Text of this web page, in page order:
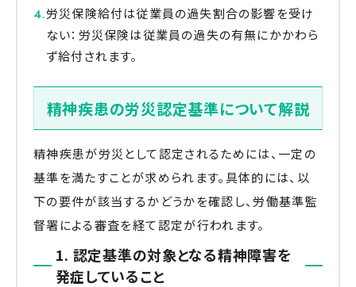
労災保険給付は従業員の過失割合の影響を受け
ない：労災保険は従業員の過失の有無にかかわら
ず給付されます。
精神疾患の労災認定基準について解説
精神疾患が労災として認定されるためには、一定の
基準を満たすことが求められます。具体的には、以
下の要件が該当するかどうかを確認し、労働基準監
督署による審査を経て認定が行われます。
1. 認定基準の対象となる精神障害を
発症していること